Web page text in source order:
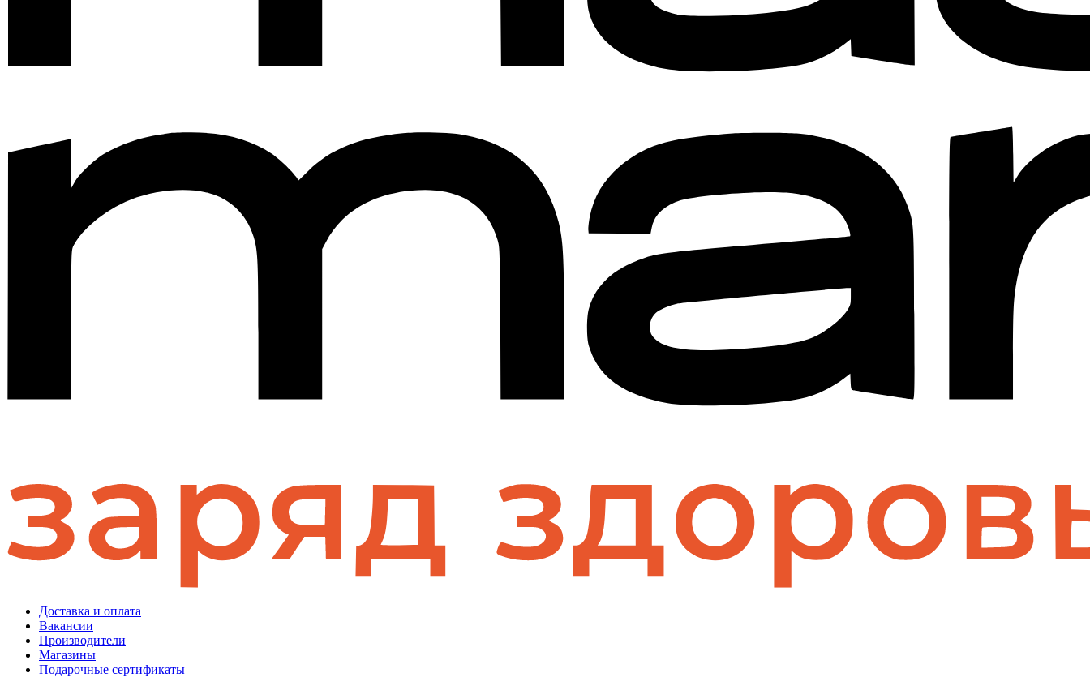
Доставка и оплата
Вакансии
Производители
Магазины
Подарочные сертификаты